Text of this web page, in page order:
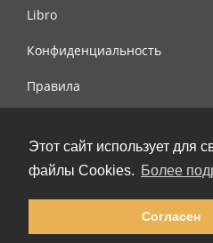
Этот сайт использует для
файлы Cookies. Более
Согласен
Libro
Конфиденциальность
Правила
© 2002-2026